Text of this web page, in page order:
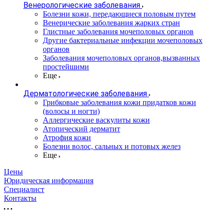
Венерологические заболевания
Болезни кожи, передающиеся половым путем
Венерические заболевания жарких стран
Глистные заболевания мочеполовых органов
Другие бактериальные инфекции мочеполовых
органов
Заболевания мочеполовых органов,вызванных
простейшими
Еще
Дерматологические заболевания
Грибковые заболевания кожи придатков кожи
(волосы и ногти)
Аллергические васкулиты кожи
Атопический дерматит
Атрофия кожи
Болезни волос, сальных и потовых желез
Еще
Цены
Юридическая информация
Специалист
Контакты